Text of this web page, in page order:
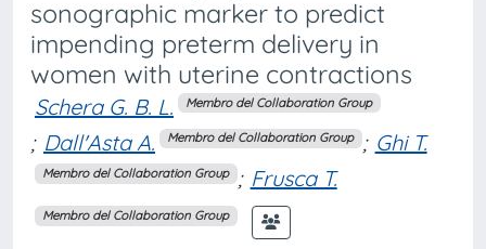
sonographic marker to predict
impending preterm delivery in
women with uterine contractions
Schera G. B. L. Membro del Collaboration Group
; Dall'Asta A. Membro del Collaboration Group ; Ghi T.
Membro del Collaboration Group ; Frusca T.
Membro del Collaboration Group